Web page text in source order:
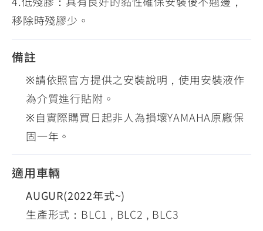
移除時殘膠少。
備註
※請依照官方提供之安裝說明，使用安裝液作
為介質進行貼附。
※自實際購買日起非人為損壞YAMAHA原廠保
固一年。
適用車輛
AUGUR(2022年式~)
生產形式：BLC1 , BLC2 , BLC3